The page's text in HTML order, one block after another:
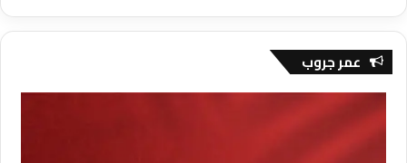
عمر جروب